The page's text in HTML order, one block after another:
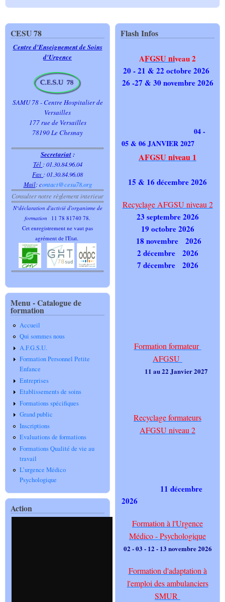
CESU 78
Centre d'Enseignement de Soins
d'Urgence
SAMU 78 - Centre Hospitalier de
Versailles
177 rue de Versailles
78190 Le Chesnay
Secretariat:
Tél : 01.30.84.96.04
Fax : 01.30.84.96.08
Mail:contact@cesu78.org
Consulter notre règlement interieur
N°déclaration d'activié d'organisme de
formation
11 78 81740 78.
Cet enregistrement ne vaut pas
agrément de l'Etat.
Menu - Catalogue de
formation
Accueil
Qui sommes nous
A.F.G.S.U.
Formation Personnel Petite
Enfance
Entreprises
Etablissements de soins
Formations spécifiques
Grand public
Inscriptions
Evaluations de formations
Formations Qualité de vie au
travail
L’urgence Médico
Psychologique
Action
Flash Infos
AFGSU niveau 2
20 - 21 & 22 octobre 2026
26 -27 & 30 novembre 2026
04 -
05 & 06 JANVIER 2027
AFGSU niveau 1
15 & 16 décembre 2026
Recyclage AFGSU niveau 2
23 septembre 2026
19 octobre 2026
18 novembre 2026
2 décembre 2026
7 décembre 2026
Formation formateur
AFGSU
11 au 22 Janvier 2027
Recyclage formateurs
AFGSU niveau 2
11 décembre
2026
Formation à l'Urgence
Médico - Psychologique
02 - 03 - 12 - 13 novembre 2026
Formation d'adaptation à
l'emploi des ambulanciers
SMUR